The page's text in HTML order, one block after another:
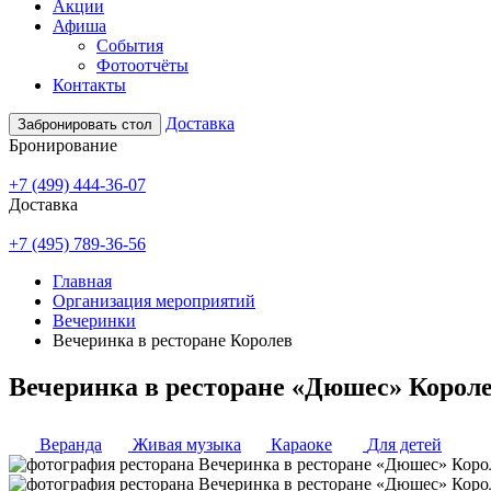
Акции
Афиша
События
Фотоотчёты
Контакты
Забронировать стол
Доставка
Бронирование
+7 (499) 444-36-07
Доставка
+7 (495) 789-36-56
Главная
Организация мероприятий
Вечеринки
Вечеринка в ресторане Королев
Вечеринка в ресторане «Дюшес»
Веранда Живая музыка Караоке Для детей